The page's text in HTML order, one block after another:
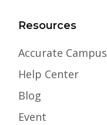
Resources
Accurate Campus
Help Center
Blog
Event